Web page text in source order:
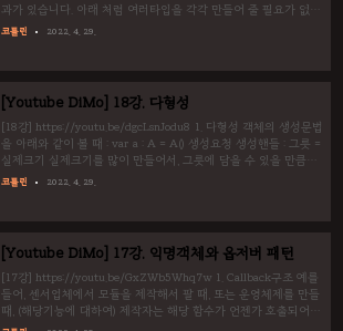
과가 있습니다. 아래 처럼 여러타입을 각각 만들어 줄 필요가 없습
니다. 문법 : fun 함수명(인자들 : 제네릭기호) {바디} fun main() {
법을 이용하여, 한개로 만든 것 처럼 할 수도 있습니다. ..
코틀린 2022. 4. 29.
[Youtube DiMo] 18강. 다형성
[18강] https://youtu.be/dgcLsnJodu8 1. 다형성 객체의 생성문법
을 아래와 같이 볼 때 : var a : A = A() 생성요청 생성핸들 : 그릇 =
실제크기 실제크기를 많이 만들어서, 그릇에 담을 수 있을 만큼만
담는 것은 문제가 안되는데, 쥐꼬리 만큼 만들어서, 기대한 그릇에
c.whoAmI() // var d : B = A(4)// Error // d.whoAmI() } open
class A(var value : Int) { ..
코틀린 2022. 4. 29.
[Youtube DiMo] 17강. 익명객체와 옵저버 패턴
[17강] https://youtu.be/GxZWb5Whq7w 1. Callback구조 예를
들어, 센서업체에서 모듈을 제작해서 팔 때, 또는 운영체제를 만들
때, (해당기능에 대하여) 제작자는 해당 함수가 언젠가 호출되어야
할 것은 알지만, 누가 언제 호출 할 지는 알 수 없고, 미래에 사용자